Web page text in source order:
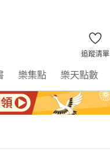
追蹤清單
樂集點 樂天點數